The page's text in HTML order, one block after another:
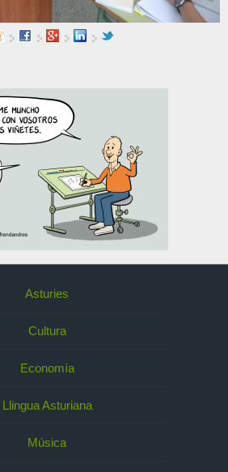
Asturies
Cultura
Economía
Llingua Asturiana
Música